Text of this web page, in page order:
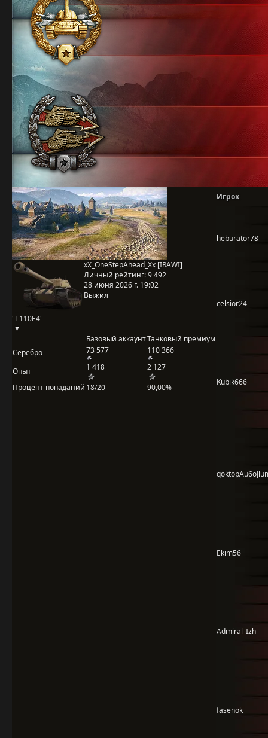
"T110E4"
xX_OneStepAhead_Xx [IRAWI]
Личный рейтинг:9 492
28 июня 2026 г. 19:02
Выжил
Базовый аккаунтТанковый премиум
Серебро
73 577 110 366
Опыт 1 418
2 127
Процент попаданий 18/20 90,00%
Игрок
heburator78
celsior24
Kubik666
Ekim56
Admiral_Izh
fasenok